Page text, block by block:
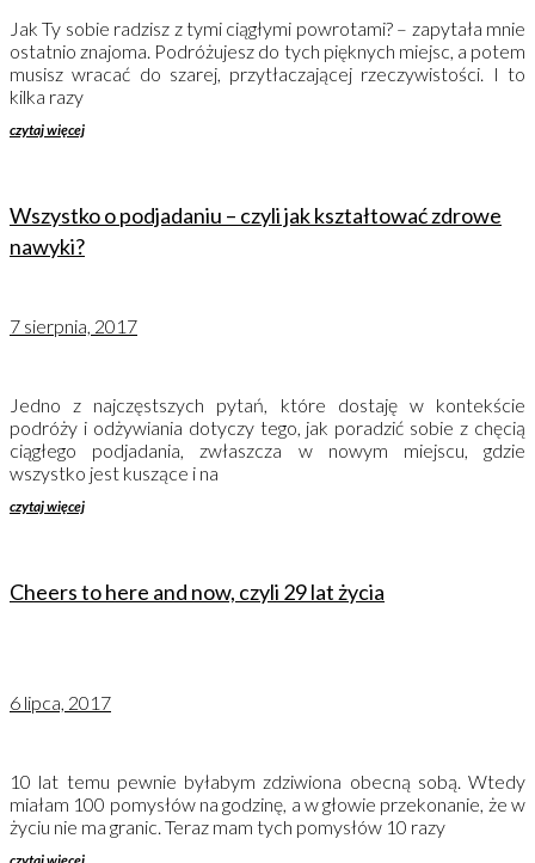
Jak Ty sobie radzisz z tymi ciągłymi powrotami? – zapytała mnie
ostatnio znajoma. Podróżujesz do tych pięknych miejsc, a potem
musisz wracać do szarej, przytłaczającej rzeczywistości. I to
kilka razy
czytaj więcej
Wszystko o podjadaniu – czyli jak kształtować zdrowe
nawyki?
7 sierpnia, 2017
Jedno z najczęstszych pytań, które dostaję w kontekście
podróży i odżywiania dotyczy tego, jak poradzić sobie z chęcią
ciągłego podjadania, zwłaszcza w nowym miejscu, gdzie
wszystko jest kuszące i na
czytaj więcej
Cheers to here and now, czyli 29 lat życia
6 lipca, 2017
10 lat temu pewnie byłabym zdziwiona obecną sobą. Wtedy
miałam 100 pomysłów na godzinę, a w głowie przekonanie, że w
życiu nie ma granic. Teraz mam tych pomysłów 10 razy